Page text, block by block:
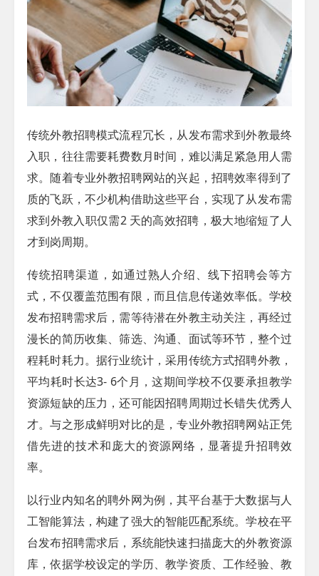
传统外教招聘模式流程冗长，从发布需求到外教最终
入职，往往需要耗费数月时间，难以满足紧急用人需
求。随着专业外教招聘网站的兴起，招聘效率得到了
质的飞跃，不少机构借助这些平台，实现了从发布需
求到外教入职仅需2 天的高效招聘，极大地缩短了人
才到岗周期。
传统招聘渠道，如通过熟人介绍、线下招聘会等方
式，不仅覆盖范围有限，而且信息传递效率低。学校
发布招聘需求后，需等待潜在外教主动关注，再经过
漫长的简历收集、筛选、沟通、面试等环节，整个过
程耗时耗力。据行业统计，采用传统方式招聘外教，
平均耗时长达3- 6个月，这期间学校不仅要承担教学
资源短缺的压力，还可能因招聘周期过长错失优秀人
才。与之形成鲜明对比的是，专业外教招聘网站正凭
借先进的技术和庞大的资源网络，显著提升招聘效
率。
以行业内知名的聘外网为例，其平台基于大数据与人
工智能算法，构建了强大的智能匹配系统。学校在平
台发布招聘需求后，系统能快速扫描庞大的外教资源
库，依据学校设定的学历、教学资质、工作经验、教